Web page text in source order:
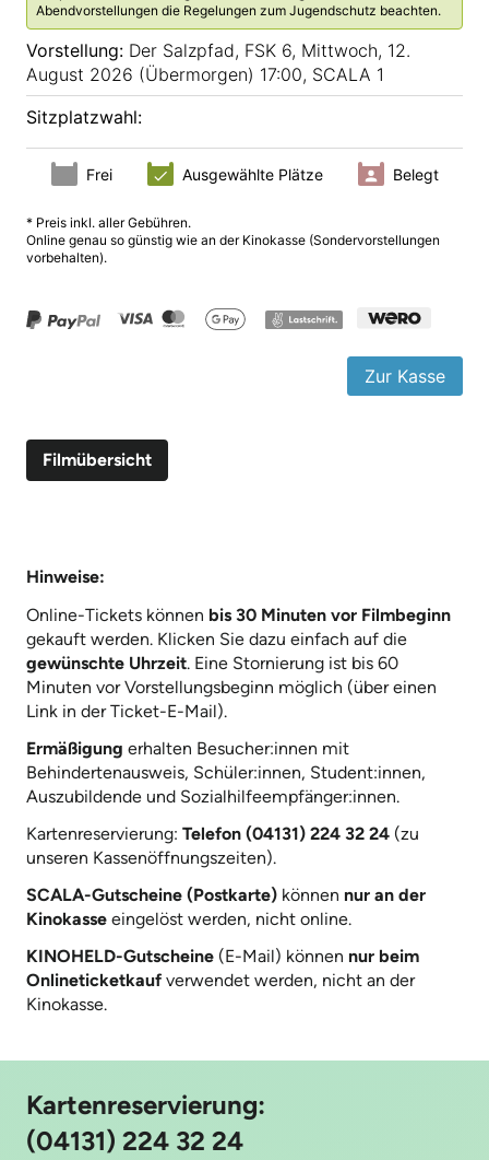
Filmübersicht
Hinweise:
Online-Tickets können bis 30 Minuten vor Filmbeginn
gekauft werden. Klicken Sie dazu einfach auf die
gewünschte Uhrzeit. Eine Stornierung ist bis 60
Minuten vor Vorstellungsbeginn möglich (über einen
Link in der Ticket-E-Mail).
Ermäßigung erhalten Besucher:innen mit
Behindertenausweis, Schüler:innen, Student:innen,
Auszubildende und Sozialhilfeempfänger:innen.
Kartenreservierung: Telefon (04131) 224 32 24 (zu
unseren Kassenöffnungszeiten).
SCALA-Gutscheine (Postkarte) können nur an der
Kinokasse eingelöst werden, nicht online.
KINOHELD-Gutscheine (E-Mail) können nur beim
Onlineticketkauf verwendet werden, nicht an der
Kinokasse.
Kartenreservierung:
(04131) 224 32 24